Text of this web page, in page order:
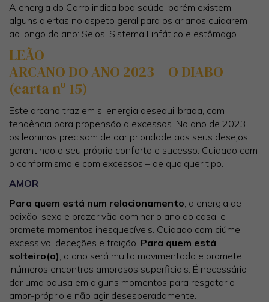
A energia do Carro indica boa saúde, porém existem
alguns alertas no aspeto geral para os arianos cuidarem
ao longo do ano: Seios, Sistema Linfático e estômago.
LEÃO
ARCANO DO ANO 2023 – O DIABO
(carta nº 15)
Este arcano traz em si energia desequilibrada, com
tendência para propensão a excessos. No ano de 2023,
os leoninos precisam de dar prioridade aos seus desejos,
garantindo o seu próprio conforto e sucesso. Cuidado com
o conformismo e com excessos – de qualquer tipo.
AMOR
Para quem está num relacionamento , a energia de
paixão, sexo e prazer vão dominar o ano do casal e
promete momentos inesquecíveis. Cuidado com ciúme
excessivo, deceções e traição. Para quem está
solteiro(a) , o ano será muito movimentado e promete
inúmeros encontros amorosos superficiais. É necessário
dar uma pausa em alguns momentos para resgatar o
amor-próprio e não agir desesperadamente.